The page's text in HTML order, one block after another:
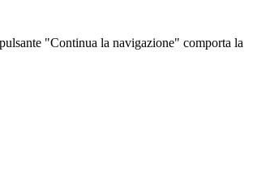
"Continua la navigazione" comporta la